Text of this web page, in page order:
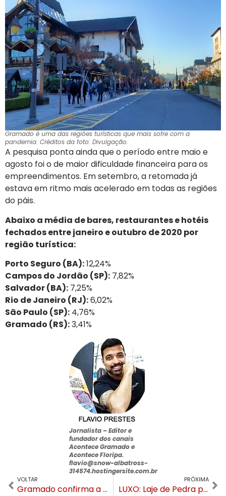
Gramado é uma das regiões turísticas que mais sofre com a
pandemia. Créditos da foto: Divulgação.
A pesquisa ponta ainda que o período entre maio e
agosto foi o de maior dificuldade financeira para os
empreendimentos. Em setembro, a retomada já
estava em ritmo mais acelerado em todas as regiões
do páis.
Abaixo a média de bares, restaurantes e hotéis
fechados entre janeiro e outubro de 2020 por
região turística:
Porto Seguro (BA):12,24%
Campos do Jordão (SP): 7,82%
Salvador (BA): 7,25%
Rio de Janeiro (RJ):6,02%
São Paulo (SP): 4,76%
Gramado (RS):3,41%
Jornalista –Editor e
fundador dos canais
Acontece Gramado e
Acontece Floripa.
flavio@snow-albatross-
314574.hostingersite.com.br
VOLTAR
Gramado confirma a primeira morte de gramadense por Covid-19 em 2021
PRÓXIMA
LUXO: Laje de Pedra pode ser reaberto como hotel seis estrelas